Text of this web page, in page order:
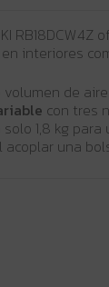
interiores
de
con tres
solo 1,8 kg
acoplar una